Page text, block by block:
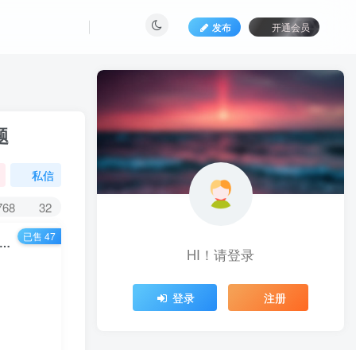
发布 开通会员
私信
32
（1701期）龟课·Tik Tok变现实战训练营线上第2期：日入上百+美刀 月收益上万不成问题 已售 47
HI！请登录
登录 注册